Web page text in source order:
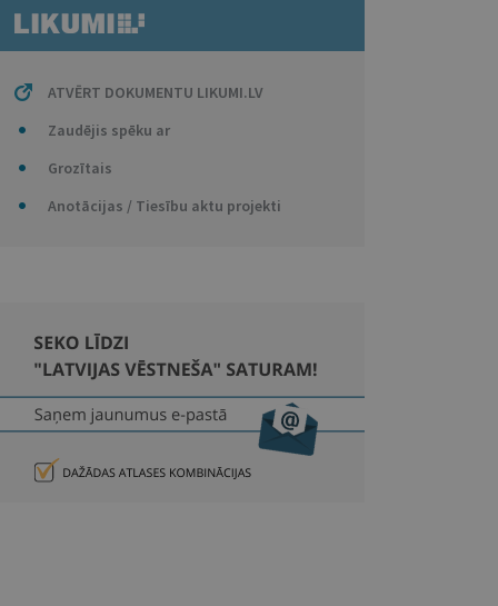
ATVĒRT DOKUMENTU LIKUMI.LV
Zaudējis spēku ar
Grozītais
Anotācijas / Tiesību aktu projekti